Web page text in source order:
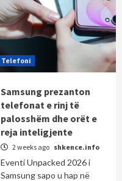
Telefoni
Samsung prezanton
telefonat e rinj të
palosshëm dhe orët e
reja inteligjente
2 weeks ago shkence.info
Eventi Unpacked 2026 i
Samsung sapo u hap në